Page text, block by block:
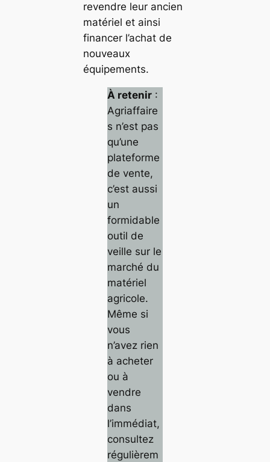
revendre leur ancien
matériel et ainsi
financer l’achat de
nouveaux
équipements.
À retenir:
Agriaffaire
s n’est pas
qu’une
plateforme
de vente,
c’est aussi
un
formidable
outil de
veille sur le
marché du
matériel
agricole.
Même si
vous
n’avez rien
à acheter
ou à
vendre
dans
l’immédiat,
consultez
régulièrem